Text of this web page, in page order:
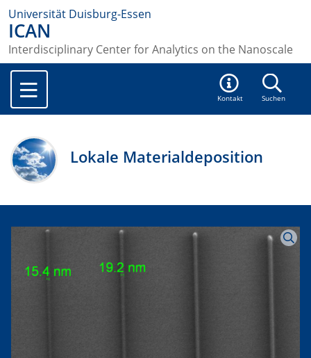
Universität Duisburg-Essen
ICAN
Interdisciplinary Center for Analytics on the Nanoscale
Kontakt Suchen
Lokale Materialdeposition